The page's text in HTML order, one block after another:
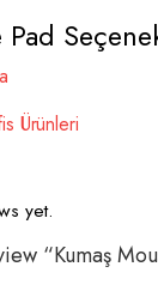
Ürünleri
yet.
“Kumaş